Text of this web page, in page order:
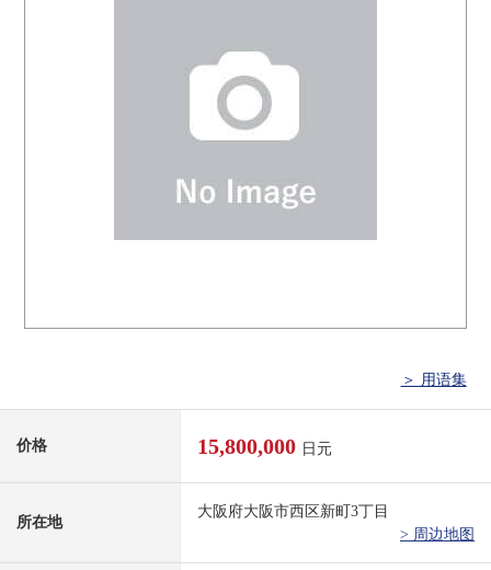
＞ 用语集
价格 15,800,000 日元
所在地
大阪府大阪市西区新町3丁目
> 周边地图